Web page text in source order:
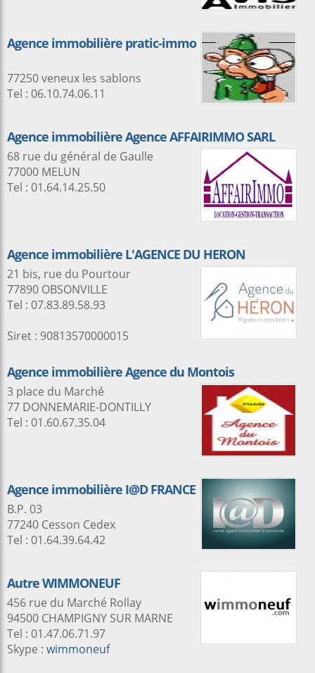
Agence immobilière pratic-immo
77250 veneux les sablons
Tel : 06.10.74.06.11
Agence immobilière Agence AFFAIRIMMO SARL
68 rue du général de Gaulle
77000 MELUN
Tel : 01.64.14.25.50
Agence immobilière L'AGENCE DU HERON
21 bis, rue du Pourtour
77890 OBSONVILLE
Tel : 07.83.89.58.93
Siret : 90813570000015
Agence immobilière Agence du Montois
3 place du Marché
77 DONNEMARIE-DONTILLY
Tel : 01.60.67.35.04
Agence immobilière I@D FRANCE
B.P. 03
77240 Cesson Cedex
Tel : 01.64.39.64.42
Autre WIMMONEUF
456 rue du Marché Rollay
94500 CHAMPIGNY SUR MARNE
Tel : 01.47.06.71.97
Skype : wimmoneuf